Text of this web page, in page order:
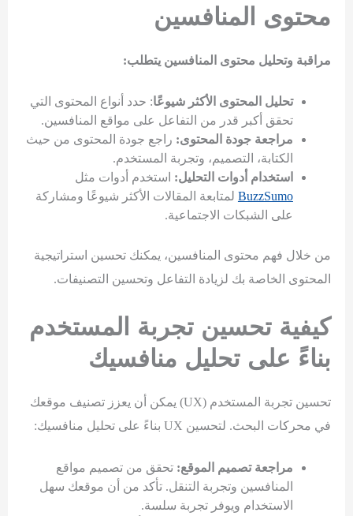
محتوى المنافسين
مراقبة وتحليل محتوى المنافسين يتطلب:
تحليل المحتوى الأكثر شيوعًا: حدد أنواع المحتوى التي
تحقق أكبر قدر من التفاعل على مواقع المنافسين.
مراجعة جودة المحتوى: راجع جودة المحتوى من حيث
الكتابة، التصميم، وتجربة المستخدم.
استخدام أدوات التحليل: استخدم أدوات مثل
BuzzSumo لمتابعة المقالات الأكثر شيوعًا ومشاركة
على الشبكات الاجتماعية.
من خلال فهم محتوى المنافسين، يمكنك تحسين استراتيجية
المحتوى الخاصة بك لزيادة التفاعل وتحسين التصنيفات.
كيفية تحسين تجربة المستخدم
بناءً على تحليل منافسيك
تحسين تجربة المستخدم (UX) يمكن أن يعزز تصنيف موقعك
في محركات البحث. لتحسين UX بناءً على تحليل منافسيك:
مراجعة تصميم الموقع: تحقق من تصميم مواقع
المنافسين وتجربة التنقل. تأكد من أن موقعك سهل
الاستخدام ويوفر تجربة سلسة.